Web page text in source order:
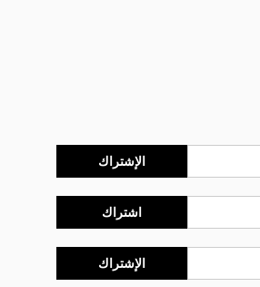
الإشتراك
اشتراك
الإشتراك